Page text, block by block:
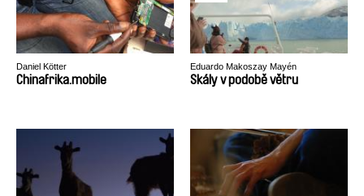
Daniel Kötter
Chinafrika.mobile
Eduardo Makoszay Mayén
Skály v podobě větru